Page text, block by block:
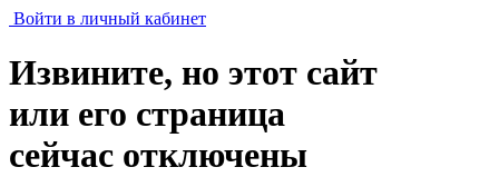
Войти в личный кабинет
Извините, но этот сайт
или его страница
сейчас отключены